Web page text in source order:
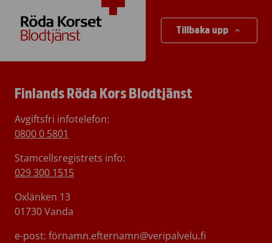
Tillbaka upp
Finlands Röda Kors Blodtjänst
Avgiftsfri infotelefon:
0800 0 5801
Stamcellsregistrets info:
029 300 1515
Oxlänken 13
01730 Vanda
e-post: förnamn.efternamn@veripalvelu.fi